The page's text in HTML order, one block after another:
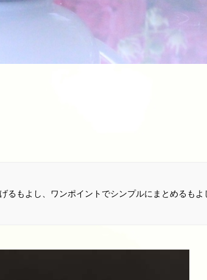
もよし、ワンポイントでシンプルにまとめるも